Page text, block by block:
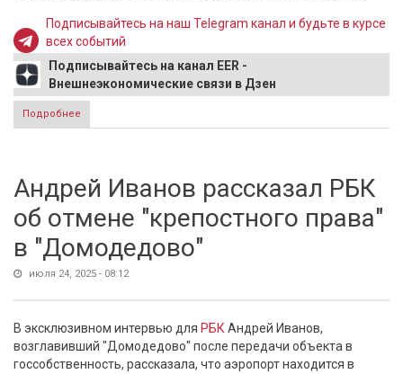
Подписывайтесь на наш Telegram канал и будьте в курсе
всех событий
Подписывайтесь на канал EER -
Внешнеэкономические связи в Дзен
Подробнее
прилетов по химическому заводу
Андрей Иванов рассказал РБК
об отмене "крепостного права"
в "Домодедово"
июля 24, 2025 - 08:12
В эксклюзивном интервью для РБК Андрей Иванов,
возглавивший "Домодедово" после передачи объекта в
госсобственность, рассказала, что аэропорт находится в